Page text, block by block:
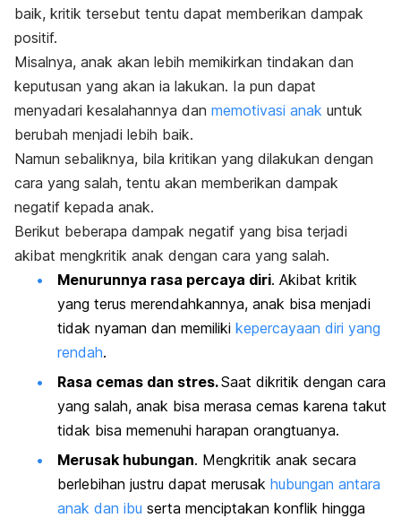
baik, kritik tersebut tentu dapat memberikan dampak
positif.
Misalnya, anak akan lebih memikirkan tindakan dan
keputusan yang akan ia lakukan. Ia pun dapat
menyadari kesalahannya dan memotivasi anak untuk
berubah menjadi lebih baik.
Namun sebaliknya, bila kritikan yang dilakukan dengan
cara yang salah, tentu akan memberikan dampak
negatif kepada anak.
Berikut beberapa dampak negatif yang bisa terjadi
akibat mengkritik anak dengan cara yang salah.
Menurunnya rasa percaya diri. Akibat kritik
yang terus merendahkannya, anak bisa menjadi
tidak nyaman dan memiliki kepercayaan diri yang
rendah.
Rasa cemas dan stres.Saat dikritik dengan cara
yang salah, anak bisa merasa cemas karena takut
tidak bisa memenuhi harapan orangtuanya.
Merusak hubungan. Mengkritik anak secara
berlebihan justru dapat merusak hubungan antara
anak dan ibu serta menciptakan konflik hingga